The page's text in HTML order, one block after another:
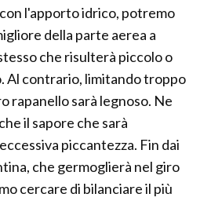
l'apporto idrico, potremo
della parte aerea a
che risulterà piccolo o
Al contrario, limitando troppo
rapanello sarà legnoso. Ne
il sapore che sarà
piccantezza. Fin dai
che germoglierà nel giro
cercare di bilanciare il più